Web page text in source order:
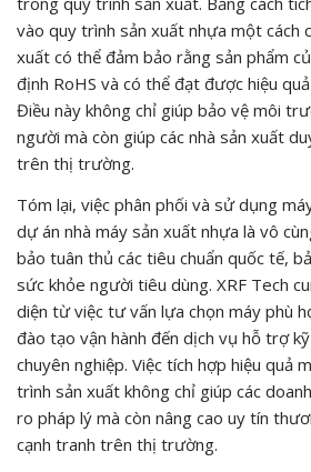
vào quy trình sản xuất nhựa một cách
xuất có thể đảm bảo rằng sản phẩm
định RoHS và có thể đạt được hiệu
Điều này không chỉ giúp bảo vệ môi
người mà còn giúp các nhà sản xuất
trên thị trường.
Tóm lại, việc phân phối và sử dụng
dự án nhà máy sản xuất nhựa là vô
bảo tuân thủ các tiêu chuẩn quốc tế,
sức khỏe người tiêu dùng. XRF Tech
diện từ việc tư vấn lựa chọn máy phù
đào tạo vận hành đến dịch vụ hỗ trợ
chuyên nghiệp. Việc tích hợp hiệu quả
trình sản xuất không chỉ giúp các
ro pháp lý mà còn nâng cao uy tín
cạnh tranh trên thị trường.